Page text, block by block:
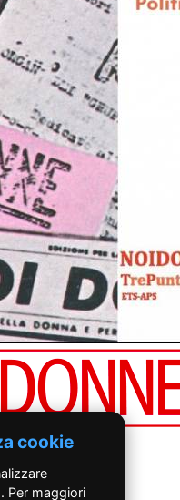
cookie
Per maggiori